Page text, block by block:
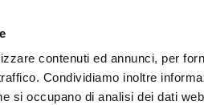
contenuti ed annunci, per
Condividiamo inoltre
si occupano di analisi dei dati
Centro Culturale